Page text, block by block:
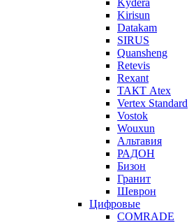
Kydera
Kirisun
Datakam
SIRUS
Quansheng
Retevis
Rexant
ТАКТ Atex
Vertex Standard
Vostok
Wouxun
Альтавия
РАДОН
Бизон
Гранит
Шеврон
Цифровые
COMRADE